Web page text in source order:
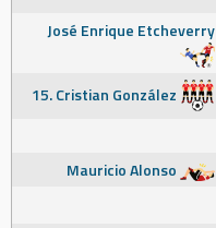
José Enrique Etcheverry
15. Cristian González
Mauricio Alonso